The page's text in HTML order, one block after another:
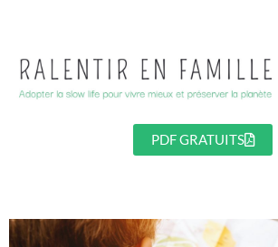
PDF GRATUITS